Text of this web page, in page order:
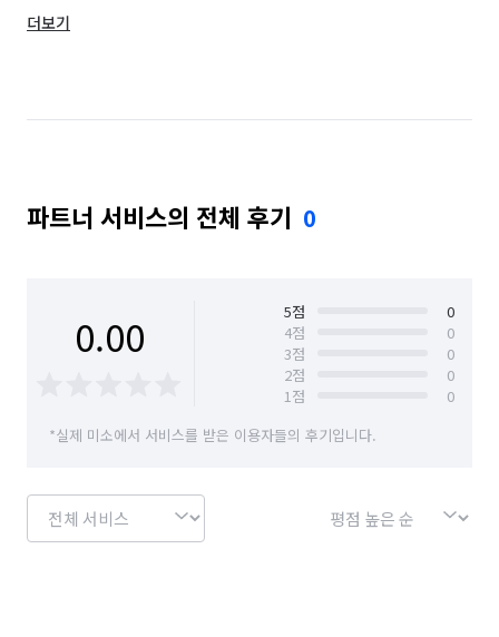
서울 도봉구
서울 성동구 서울 성북구 서울 송파구
서울 은평구 서울 종로구 서울 중구
더보기
파트너 서비스의 전체 후기 0
0.00 5점
0
4점
0
3점
0
2점
0
1점
0
*실제 미소에서 서비스를 받은 이용자들의 후기입니다.